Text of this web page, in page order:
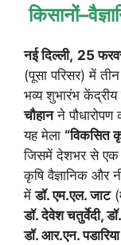
नई दिल्ली, 25
(पूसा परिसर) में
भव्य शुभारंभ
चौहानने
यह मेला “विकसित
जिसमें देशभर से एक
कृषि वैज्ञानिक और
मेंडॉ. एम.एल. जाट
डॉ. देवेश चतुर्वेदी,
डॉ. आर.एन. पडारिया